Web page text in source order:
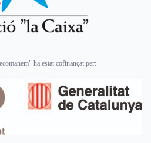
ha estat cofinançat per: